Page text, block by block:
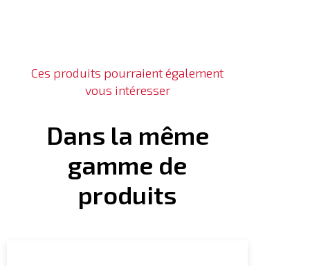
Ces produits pourraient également
vous intéresser
Dans la même
gamme de
produits